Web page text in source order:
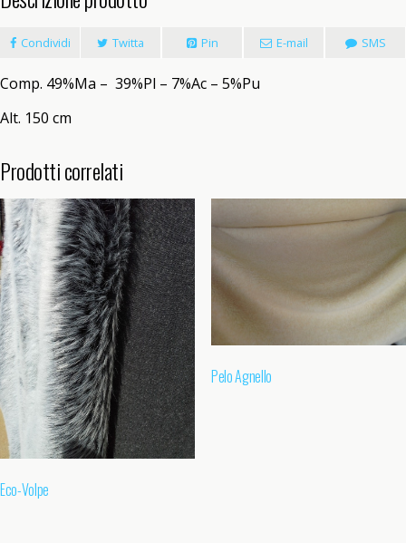
Condividi Twitta Pin E-mail SMS
Comp. 49%Ma – 39%Pl – 7%Ac – 5%Pu
Alt. 150 cm
Prodotti correlati
Eco-Volpe
Pelo Agnello